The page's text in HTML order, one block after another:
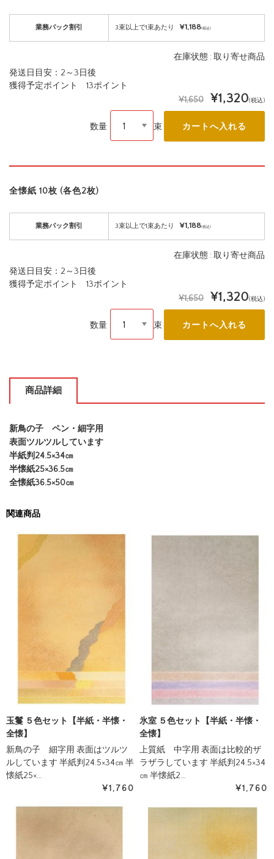
業務パック割引 3束以上で1束あたり ¥1,188(税込)
在庫状態 : 取り寄せ商品
発送日目安：2～3日後
獲得予定ポイント 13ポイント
¥1,650
¥1,320(税込)
数量 束
全懐紙 10枚 (各色2枚)
業務パック割引 3束以上で1束あたり ¥1,188(税込)
在庫状態 : 取り寄せ商品
発送日目安：2～3日後
獲得予定ポイント 13ポイント
¥1,650
¥1,320(税込)
数量 束
商品詳細
新鳥の子 ペン・細字用
表面ツルツルしています
半紙判24.5×34㎝
半懐紙25×36.5㎝
全懐紙36.5×50㎝
関連商品
玉鬘 ５色セット【半紙・半懐・
全懐】
新鳥の子 細字用 表面はツルツ
ルしています 半紙判24.5×34㎝ 半
懐紙25×…
¥1,760
氷室 ５色セット【半紙・半懐・
全懐】
上質紙 中字用 表面は比較的ザ
ラザラしています 半紙判24.5×34
㎝ 半懐紙2…
¥1,760